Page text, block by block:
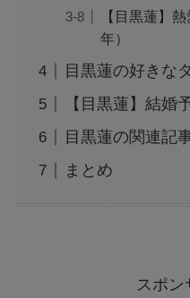
【目黒蓮】
年）
目黒蓮の好きな
【目黒蓮】結婚
目黒蓮の関連記
まとめ
スポン